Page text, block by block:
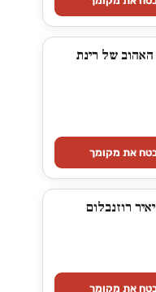
של רינת
את מקומך
רוזנבלום
את מקומך